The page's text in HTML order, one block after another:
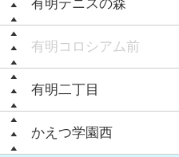
有明テニスの森
有明コロシアム前
有明二丁目
かえつ学園西